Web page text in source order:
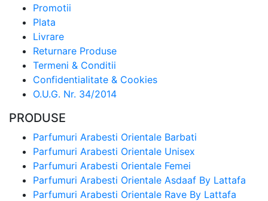
Promotii
Plata
Livrare
Returnare Produse
Termeni & Conditii
Confidentialitate & Cookies
O.U.G. Nr. 34/2014
PRODUSE
Parfumuri Arabesti Orientale Barbati
Parfumuri Arabesti Orientale Unisex
Parfumuri Arabesti Orientale Femei
Parfumuri Arabesti Orientale Asdaaf By Lattafa
Parfumuri Arabesti Orientale Rave By Lattafa